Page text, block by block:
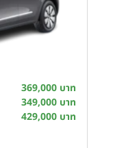
369,000 บาท
349,000 บาท
429,000 บาท